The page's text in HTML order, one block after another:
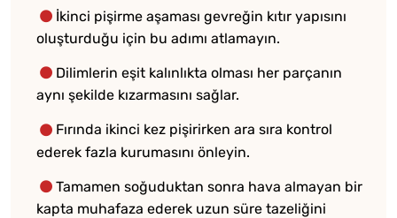
İkinci pişirme aşaması gevreğin kıtır yapısını
oluşturduğu için bu adımı atlamayın.
Dilimlerin eşit kalınlıkta olması her parçanın
aynı şekilde kızarmasını sağlar.
Fırında ikinci kez pişirirken ara sıra kontrol
ederek fazla kurumasını önleyin.
Tamamen soğuduktan sonra hava almayan bir
kapta muhafaza ederek uzun süre tazeliğini